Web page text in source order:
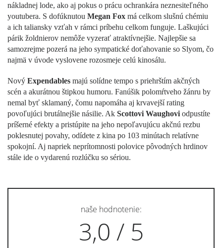
nákladnej lode, ako aj pokus o prácu ochrankára neznesiteľného
youtubera. S dofúknutou Megan Fox má celkom slušnú chémiu
a ich taliansky vzťah v rámci príbehu celkom funguje. Laškujúci
párik žoldnierov nemôže vyzerať atraktívnejšie. Najlepšie sa
samozrejme pozerá na jeho sympatické doťahovanie so Slyom, čo
najmä v úvode vyslovene rozosmeje celú kinosálu.
Nový Expendables majú solídne tempo s priehrštím akčných
scén a akurátnou štipkou humoru. Fanúšik polomŕtveho žánru by
nemal byť sklamaný, čomu napomáha aj krvavejší rating
povoľujúci brutálnejšie násilie. Ak Scottovi Waughovi odpustíte
príšerné efekty a pristúpite na jeho nepoľavujúcu akčnú rezbu
poklesnutej povahy, odídete z kina po 103 minútach relatívne
spokojní. Aj napriek neprítomnosti polovice pôvodných hrdinov
stále ide o vydarenú rozlúčku so sériou.
naše hodnotenie:
3,0 / 5